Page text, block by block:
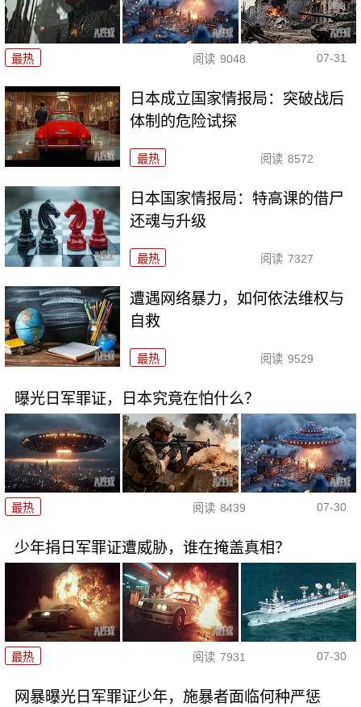
最热 阅读 9048 07-31
日本成立国家情报局：突破战后
体制的危险试探
最热 阅读 8572
日本国家情报局：特高课的借尸
还魂与升级
最热 阅读 7327
遭遇网络暴力，如何依法维权与
自救
最热 阅读 9529
曝光日军罪证，日本究竟在怕什么？
最热 阅读 8439 07-30
少年捐日军罪证遭威胁，谁在掩盖真相？
最热 阅读 7931 07-30
网暴曝光日军罪证少年，施暴者面临何种严惩